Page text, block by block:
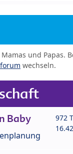
und Papas.
wechseln.
Baby
972